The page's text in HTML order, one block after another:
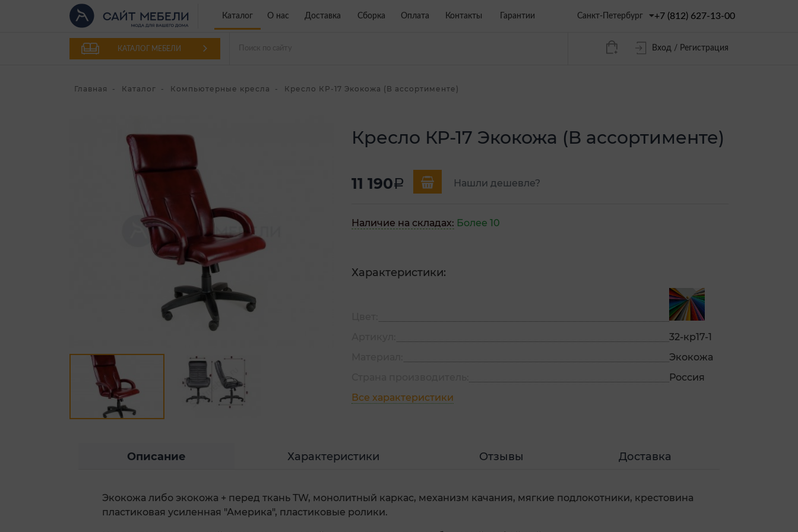
Каталог О нас Доставка Сборка Оплата Контакты Гарантии Санкт-Петербург +7 (812) 627-13-00
КАТАЛОГ МЕБЕЛИ Вход / Регистрация
Главная Каталог Компьютерные кресла Кресло КР-17 Экокожа (В ассортименте)
Кресло КР-17 Экокожа (В ассортименте)
11 190a Нашли дешевле?
Наличие на складах: Более 10
Характеристики:
32-кр17-1
Экокожа
Россия
Все характеристики
Описание Характеристики Отзывы Доставка
Экокожа либо экокожа + перед ткань TW, монолитный каркас, механизм качания, мягкие подлокотники, крестовина
пластиковая усиленная "Америка", пластиковые ролики.